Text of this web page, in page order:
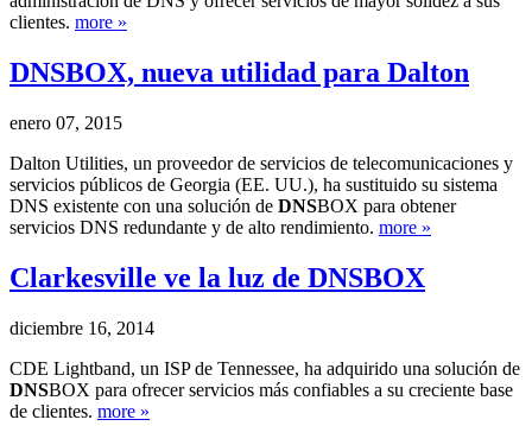
clientes. more »
DNSBOX, nueva utilidad para Dalton
enero 07, 2015
Dalton Utilities, un proveedor de servicios de telecomunicaciones y
servicios públicos de Georgia (EE. UU.), ha sustituido su sistema
DNS existente con una solución de DNSBOX para obtener
servicios DNS redundante y de alto rendimiento. more »
Clarkesville ve la luz de DNSBOX
diciembre 16, 2014
CDE Lightband, un ISP de Tennessee, ha adquirido una solución de
DNSBOX para ofrecer servicios más confiables a su creciente base
de clientes. more »